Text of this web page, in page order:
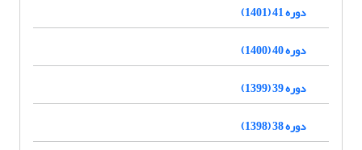
دوره 41 (1401)
دوره 40 (1400)
دوره 39 (1399)
دوره 38 (1398)